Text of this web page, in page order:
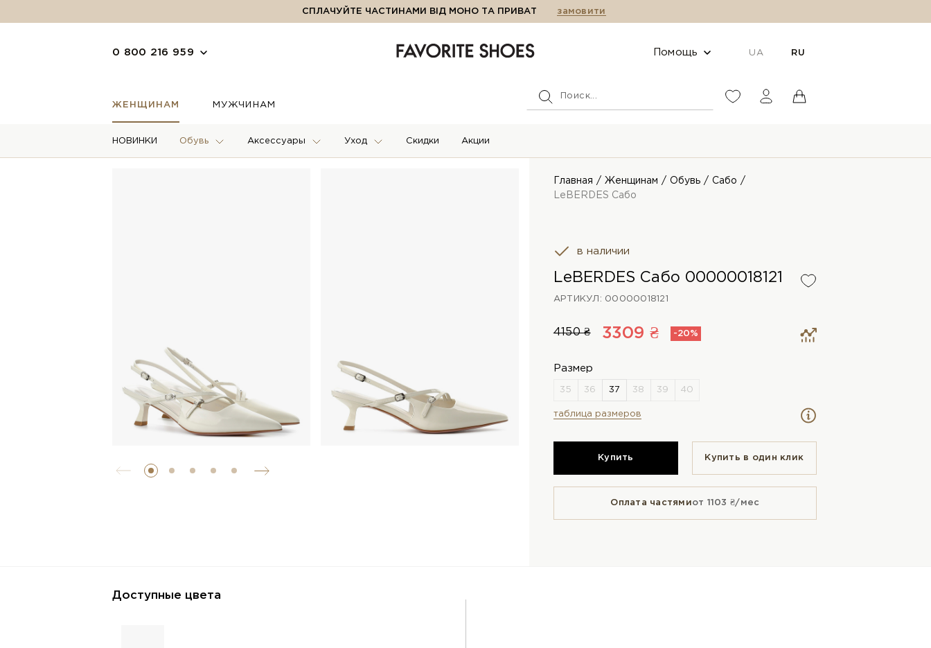
СПЛАЧУЙТЕ ЧАСТИНАМИ ВІД МОНО ТА ПРИВАТ замовити
0 800 216 959 Помощь UA RU
ЖЕНЩИНАМ МУЖЧИНАМ
НОВИНКИ Обувь Аксессуары Уход Скидки Акции
Главная Женщинам Обувь
Сабо
LeBERDES Сабо
в наличии
LeBERDES Сабо 00000018121
АРТИКУЛ: 00000018121
4150 ₴ 3309 ₴ -20%
Размер
таблица размеров
Купить Купить в один клик
Оплата частямиот 1103 ₴/мес
Доступные цвета